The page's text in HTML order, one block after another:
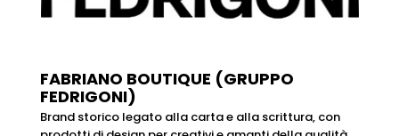
FABRIANO BOUTIQUE (GRUPPO
FEDRIGONI)
Brand storico legato alla carta e alla scrittura, con